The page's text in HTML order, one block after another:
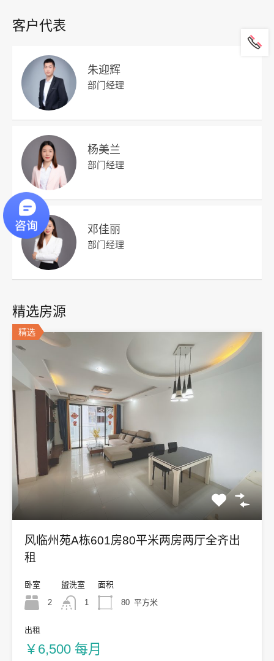
客户代表
朱迎辉
部门经理
杨美兰
部门经理
邓佳丽
部门经理
精选房源
精选
风临州苑A栋601房80平米两房两厅全齐出
租
卧室
2
盥洗室
1
面积
80 平方米
出租
￥6,500 每月